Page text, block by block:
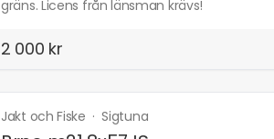
gräns. Licens från länsman krävs!
2 000 kr
Jakt och Fiske ·Sigtuna